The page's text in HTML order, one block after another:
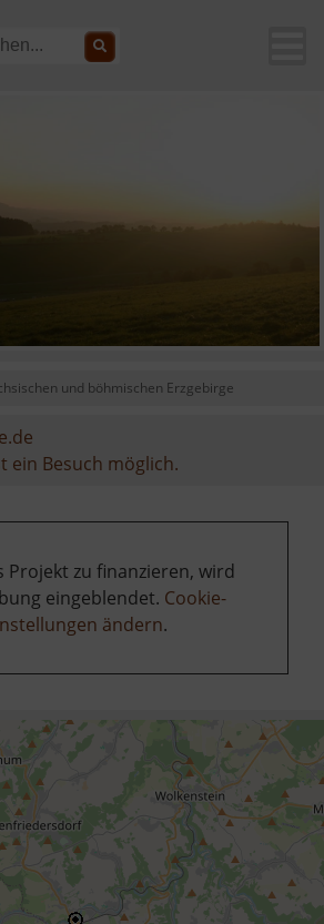
und böhmischen Erzgebirge
ein Besuch möglich.
Projekt zu finanzieren, wird
eingeblendet. Cookie-
ändern.